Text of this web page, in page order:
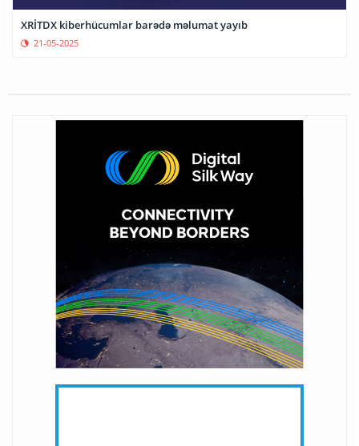
XRİTDX kiberhücumlar barədə məlumat yayıb
21-05-2025